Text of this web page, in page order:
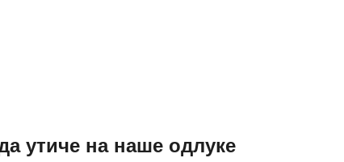
утиче на наше одлуке